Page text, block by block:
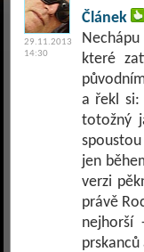
29.11.2013
14:30
Článek
které
a řekl si:
totožný
jen
verzi
právě
nejhorší